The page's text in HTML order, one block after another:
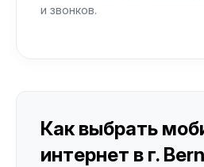
и звонков.
Как выбрать
интернет в г.